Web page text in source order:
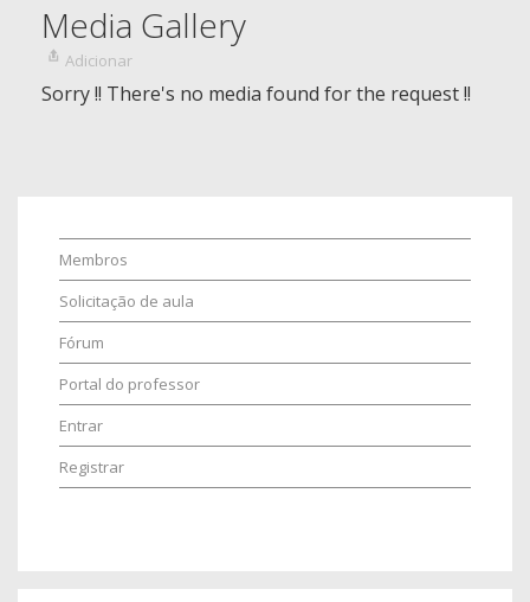
Media Gallery
Adicionar
Sorry !! There's no media found for the request !!
Membros
Solicitação de aula
Fórum
Portal do professor
Entrar
Registrar